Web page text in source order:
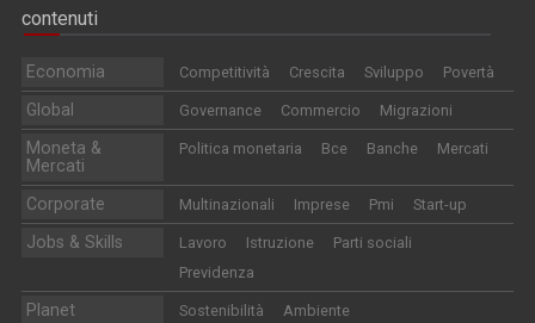
contenuti
Economia Competitività Crescita Sviluppo Povertà
Global Governance Commercio Migrazioni
Moneta &
Mercati
Politica monetaria Bce Banche Mercati
Corporate Multinazionali Imprese Pmi Start-up
Jobs & Skills Lavoro Istruzione
Parti sociali
Previdenza
Planet Sostenibilità Ambiente